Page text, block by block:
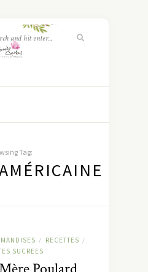
Tag:
/ RECETTES /
SUCREES